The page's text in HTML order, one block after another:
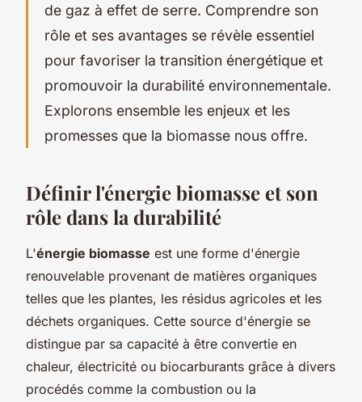
de gaz à effet de serre. Comprendre son
rôle et ses avantages se révèle essentiel
pour favoriser la transition énergétique et
promouvoir la durabilité environnementale.
Explorons ensemble les enjeux et les
promesses que la biomasse nous offre.
Définir l'énergie biomasse et son
rôle dans la durabilité
L'énergie biomasse est une forme d'énergie
renouvelable provenant de matières organiques
telles que les plantes, les résidus agricoles et les
déchets organiques. Cette source d'énergie se
distingue par sa capacité à être convertie en
chaleur, électricité ou biocarburants grâce à divers
procédés comme la combustion ou la